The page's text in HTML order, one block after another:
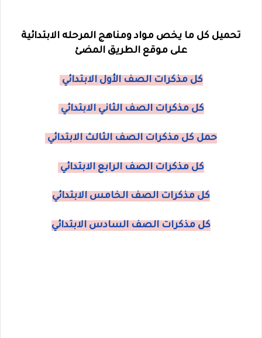
تحميل كل ما يخص مواد ومناهج المرحله الابتدائية
على موقع الطريق المضئ
كل مذكرات الصف الأول الابتدائي
كل مذكرات الصف الثاني الابتدائي
حمل كل مذكرات الصف الثالث الابتدائي
كل مذكرات الصف الرابع الابتدائي
كل مذكرات الصف الخامس الابتدائي
كل مذكرات الصف السادس الابتدائي